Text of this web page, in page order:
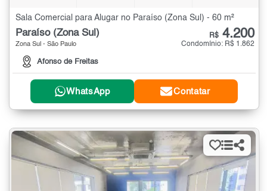
Sala Comercial para Alugar no Paraíso (Zona Sul) - 60 m²
Paraíso (Zona Sul)
Zona Sul - São Paulo
Afonso de Freitas
R$ 4.200
Condomínio: R$ 1.862
WhatsApp Contatar